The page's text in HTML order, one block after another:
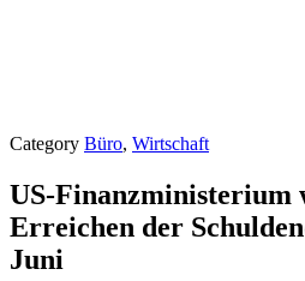
Category Büro, Wirtschaft
US-Finanzministerium
Erreichen der
Juni